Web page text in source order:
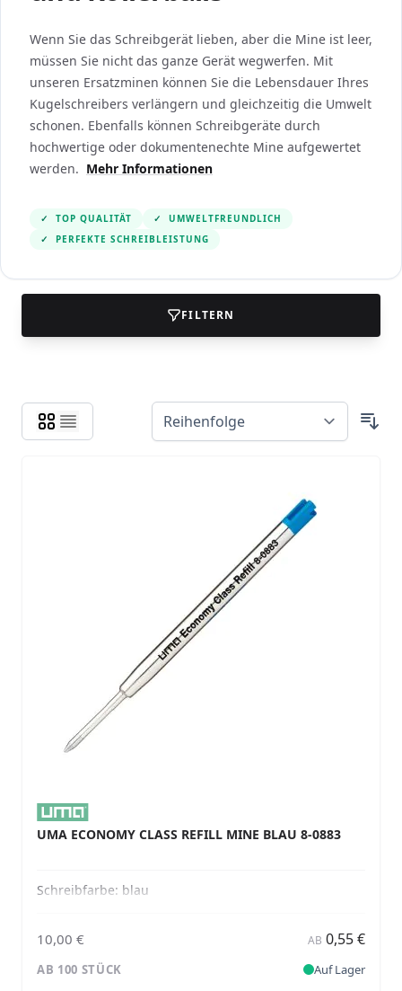
Wenn Sie das Schreibgerät lieben, aber die Mine ist leer,
müssen Sie nicht das ganze Gerät wegwerfen. Mit
unseren Ersatzminen können Sie die Lebensdauer Ihres
Kugelschreibers verlängern und gleichzeitig die Umwelt
schonen. Ebenfalls können Schreibgeräte durch
hochwertige oder dokumentenechte Mine aufgewertet
werden. Mehr Informationen
✓ TOP QUALITÄT ✓
UMWELTFREUNDLICH
✓
PERFEKTE SCHREIBLEISTUNG
FILTERN
UMA ECONOMY CLASS REFILL MINE BLAU 8-0883
Schreibfarbe: blau
10,00 € AB 0,55 €
AB 100 STÜCK Auf Lager